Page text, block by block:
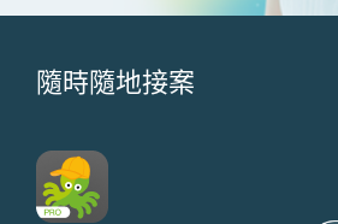
隨時隨地接案